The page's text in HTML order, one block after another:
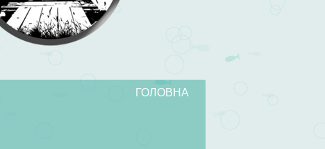
ГОЛОВНА